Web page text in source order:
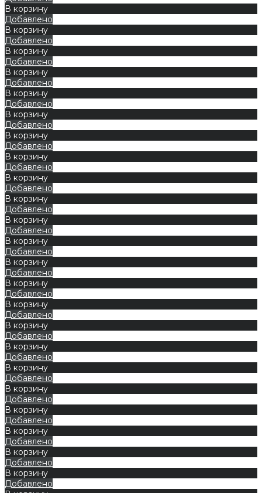
В корзину
Добавлено
В корзину
Добавлено
В корзину
Добавлено
В корзину
Добавлено
В корзину
Добавлено
В корзину
Добавлено
В корзину
Добавлено
В корзину
Добавлено
В корзину
Добавлено
В корзину
Добавлено
В корзину
Добавлено
В корзину
Добавлено
В корзину
Добавлено
В корзину
Добавлено
В корзину
Добавлено
В корзину
Добавлено
В корзину
Добавлено
В корзину
Добавлено
В корзину
Добавлено
В корзину
Добавлено
В корзину
Добавлено
В корзину
Добавлено
В корзину
Добавлено